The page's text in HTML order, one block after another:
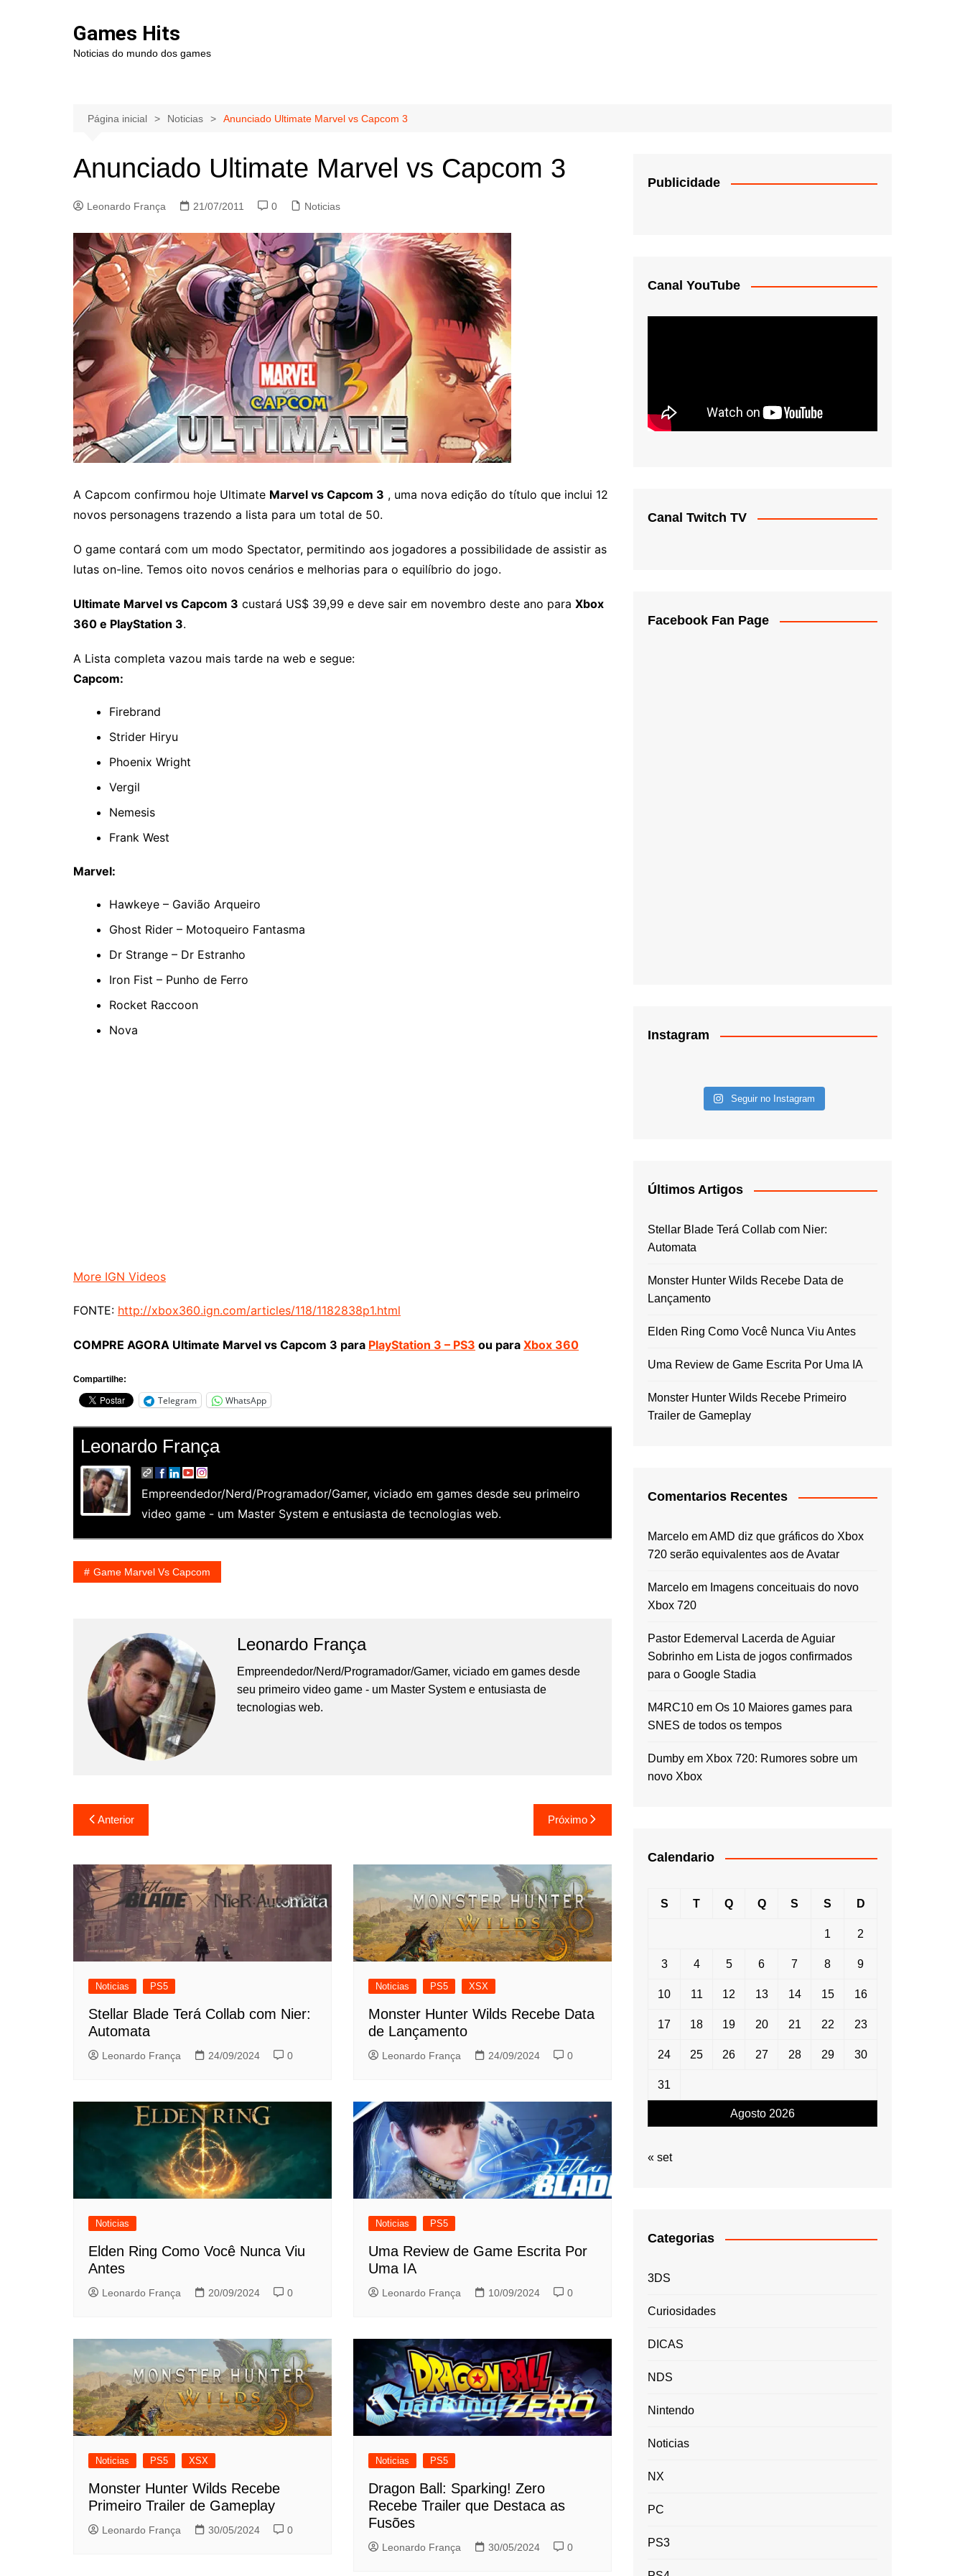
Games Hits
Noticias do mundo dos games
Página inicial Noticias Anunciado Ultimate Marvel vs Capcom 3
Anunciado Ultimate Marvel vs Capcom 3
Leonardo França 21/07/2011 0 Noticias
A Capcom confirmou hoje Ultimate Marvel vs Capcom 3 , uma nova edição do título que inclui 12
novos personagens trazendo a lista para um total de 50.
O game contará com um modo Spectator, permitindo aos jogadores a possibilidade de assistir as
lutas on-line. Temos oito novos cenários e melhorias para o equilíbrio do jogo.
Ultimate Marvel vs Capcom 3 custará US$ 39,99 e deve sair em novembro deste ano para Xbox
360 e PlayStation 3.
A Lista completa vazou mais tarde na web e segue:
Capcom:
Firebrand
Strider Hiryu
Phoenix Wright
Vergil
Nemesis
Frank West
Marvel:
Hawkeye – Gavião Arqueiro
Ghost Rider – Motoqueiro Fantasma
Dr Strange – Dr Estranho
Iron Fist – Punho de Ferro
Rocket Raccoon
Nova
More IGN Videos
FONTE: http://xbox360.ign.com/articles/118/1182838p1.html
COMPRE AGORA Ultimate Marvel vs Capcom 3 para PlayStation 3 – PS3 ou para Xbox 360
Compartilhe:
Telegram WhatsApp
Leonardo França
Empreendedor/Nerd/Programador/Gamer, viciado em games desde seu primeiro
video game - um Master System e entusiasta de tecnologias web.
Game Marvel Vs Capcom
Leonardo França
Empreendedor/Nerd/Programador/Gamer, viciado em games desde
seu primeiro video game - um Master System e entusiasta de
tecnologias web.
Navegação
de
Post
Anterior Próximo
Noticias PS5
Stellar Blade Terá Collab com Nier:
Automata
Leonardo França 24/09/2024 0
Noticias PS5 XSX
Monster Hunter Wilds Recebe Data
de Lançamento
Leonardo França 24/09/2024 0
Noticias
Elden Ring Como Você Nunca Viu
Antes
Leonardo França 20/09/2024 0
Noticias PS5
Uma Review de Game Escrita Por
Uma IA
Leonardo França 10/09/2024 0
Noticias PS5 XSX
Monster Hunter Wilds Recebe
Primeiro Trailer de Gameplay
Leonardo França 30/05/2024 0
Noticias PS5
Dragon Ball: Sparking! Zero
Recebe Trailer que Destaca as
Fusões
Leonardo França 30/05/2024 0
Publicidade
Canal YouTube
Canal Twitch TV
Facebook Fan Page
Instagram
Seguir no Instagram
Últimos Artigos
Stellar Blade Terá Collab com Nier:
Automata
Monster Hunter Wilds Recebe Data de
Lançamento
Elden Ring Como Você Nunca Viu Antes
Uma Review de Game Escrita Por Uma IA
Monster Hunter Wilds Recebe Primeiro
Trailer de Gameplay
Comentarios Recentes
Marcelo emAMD diz que gráficos do Xbox
720 serão equivalentes aos de Avatar
Marcelo em Imagens conceituais do novo
Xbox 720
Pastor Edemerval Lacerda de Aguiar
Sobrinho em Lista de jogos confirmados
para o Google Stadia
M4RC10 em Os 10 Maiores games para
SNES de todos os tempos
Dumby em Xbox 720: Rumores sobre um
novo Xbox
Calendario
Agosto 2026
S T Q Q S S D
1 2
3 4 5 6 7 8 9
10 11 12 13 14 15 16
17 18 19 20 21 22 23
24 25 26 27 28 29 30
31
« set
Categorias
3DS
Curiosidades
DICAS
NDS
Nintendo
Noticias
NX
PC
PS3